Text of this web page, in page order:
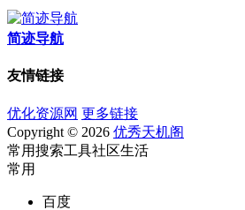
简迹导航
友情链接
优化资源网 更多链接
Copyright © 2026 优秀天机阁
常用搜索工具社区生活
常用
百度